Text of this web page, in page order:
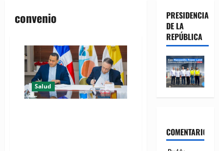
convenio
Salud
PRESIDENCIA
DE LA
REPÚBLICA
COMENTARIOS